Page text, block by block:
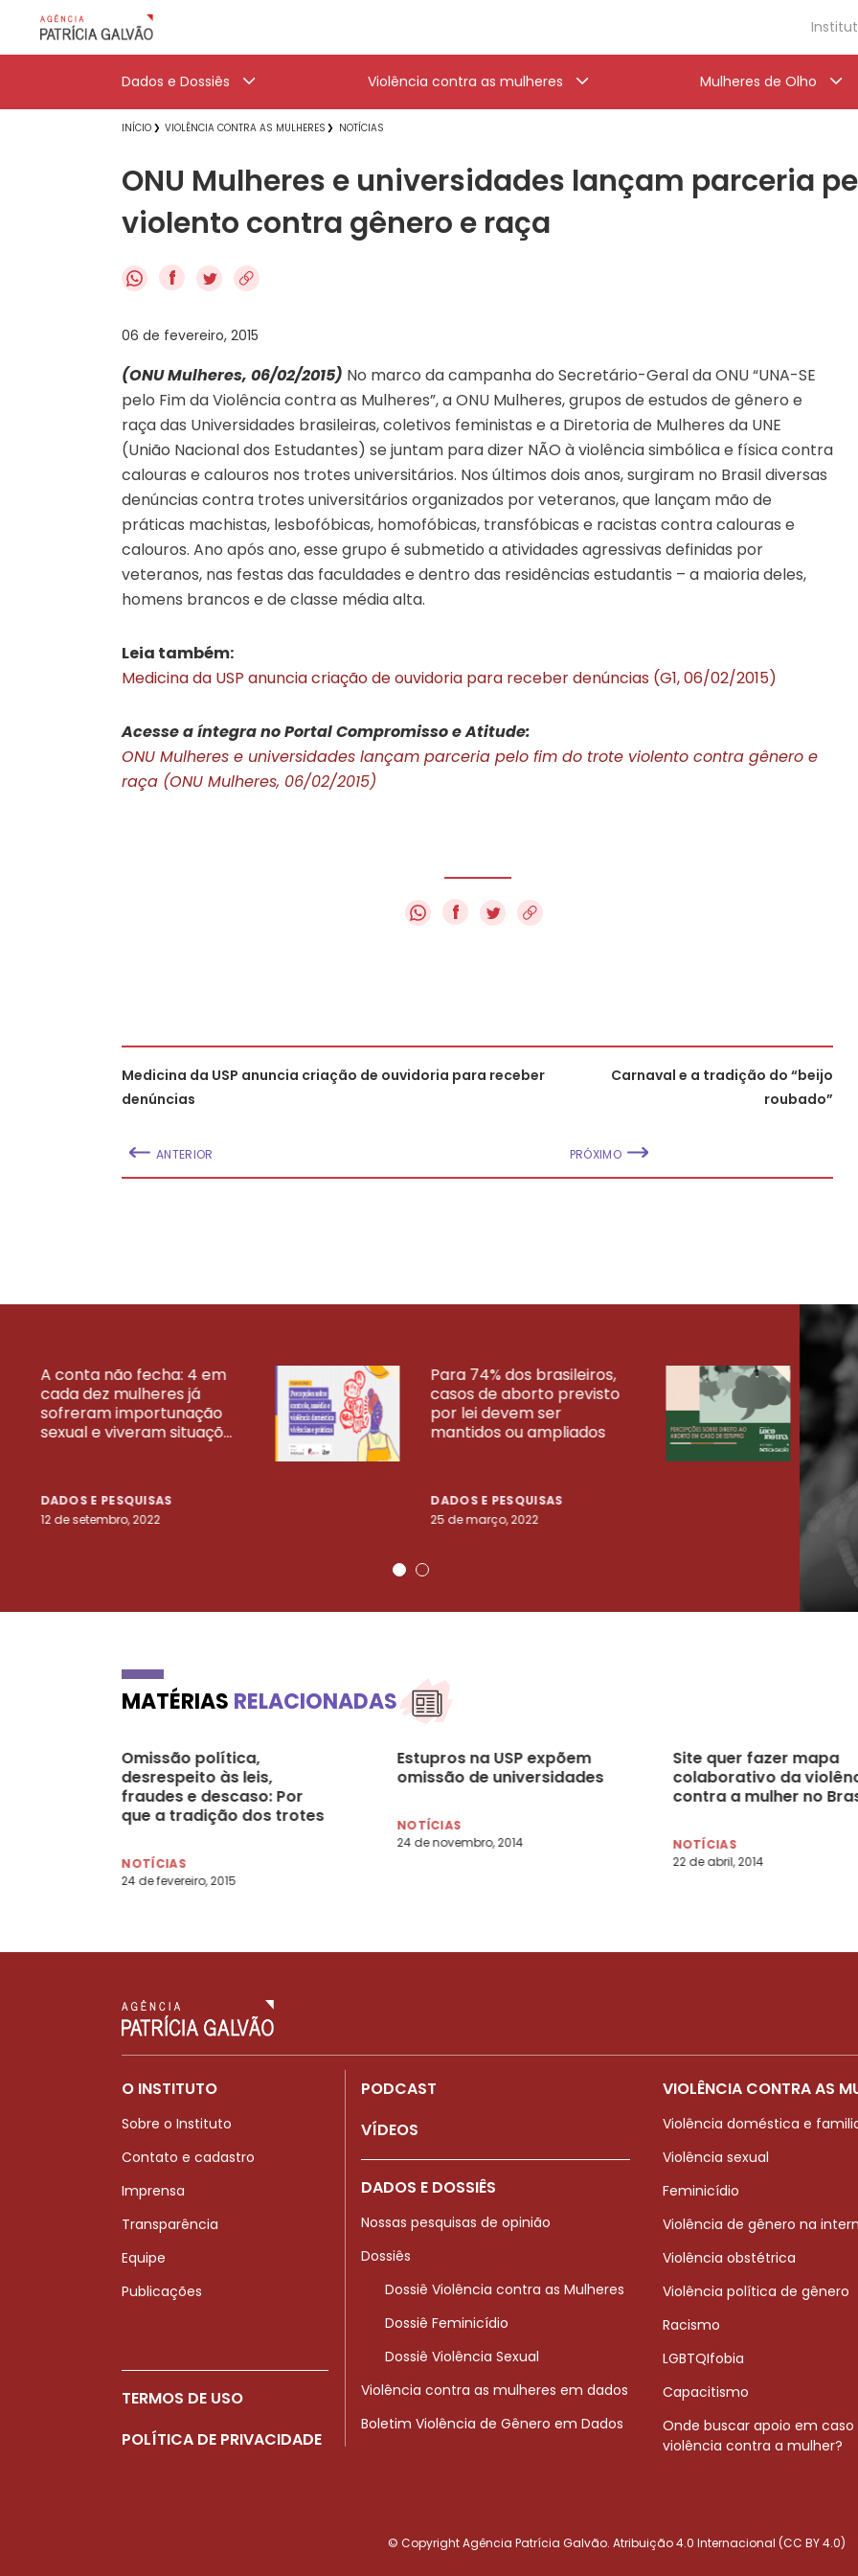
Dados e Dossiês Violência contra as mulheres Mulheres de Olho
INÍCIO VIOLÊNCIA CONTRA AS MULHERES NOTÍCIAS
ONU Mulheres e universidades lançam parceria
violento contra gênero e raça
f
06 de fevereiro, 2015
(ONU Mulheres, 06/02/2015) No marco da campanha do Secretário-Geral da ONU “UNA-SE
pelo Fim da Violência contra as Mulheres”, a ONU Mulheres, grupos de estudos de gênero e
raça das Universidades brasileiras, coletivos feministas e a Diretoria de Mulheres da UNE
(União Nacional dos Estudantes) se juntam para dizer NÃO à violência simbólica e física contra
calouras e calouros nos trotes universitários. Nos últimos dois anos, surgiram no Brasil diversas
denúncias contra trotes universitários organizados por veteranos, que lançam mão de
práticas machistas, lesbofóbicas, homofóbicas, transfóbicas e racistas contra calouras e
calouros. Ano após ano, esse grupo é submetido a atividades agressivas definidas por
veteranos, nas festas das faculdades e dentro das residências estudantis – a maioria deles,
homens brancos e de classe média alta.
Leia também:
Medicina da USP anuncia criação de ouvidoria para receber denúncias (G1, 06/02/2015)
Acesse a íntegra no Portal Compromisso e Atitude:
ONU Mulheres e universidades lançam parceria pelo fim do trote violento contra gênero e
raça (ONU Mulheres, 06/02/2015)
f
Medicina da USP anuncia criação de ouvidoria para receber
denúncias
ANTERIOR
Carnaval e a tradição do “beijo
roubado”
PRÓXIMO
A conta não fecha: 4 em
cada dez mulheres já
sofreram importunação
sexual e viveram situaçõ...
DADOS E PESQUISAS
12 de setembro, 2022
Para 74% dos brasileiros,
casos de aborto previsto
por lei devem ser
mantidos ou ampliados
DADOS E PESQUISAS
25 de março, 2022
23
VEJA MAIS PESQUISAS
MATÉRIAS RELACIONADAS
Omissão política,
desrespeito às leis,
fraudes e descaso: Por
que a tradição dos trotes
NOTÍCIAS
24 de fevereiro, 2015
Estupros na USP expõem
omissão de universidades
NOTÍCIAS
24 de novembro, 2014
Site quer fazer mapa
colaborativo da
contra a mulher no
NOTÍCIAS
22 de abril, 2014
O INSTITUTO
Sobre o Instituto
Contato e cadastro
Imprensa
Transparência
Equipe
Publicações
TERMOS DE USO
POLÍTICA DE PRIVACIDADE
PODCAST
VÍDEOS
DADOS E DOSSIÊS
Nossas pesquisas de opinião
Dossiês
Dossiê Violência contra as Mulheres
Dossiê Feminicídio
Dossiê Violência Sexual
Violência contra as mulheres em dados
Boletim Violência de Gênero em Dados
VIOLÊNCIA CONTRA AS
Violência doméstica e
Violência sexual
Feminicídio
Violência de gênero na
Violência obstétrica
Violência política de gênero
Racismo
LGBTQIfobia
Capacitismo
Onde buscar apoio em caso
violência contra a mulher?
© Copyright Agência Patrícia Galvão. Atribuição 4.0 Internacional (CC BY 4.0)